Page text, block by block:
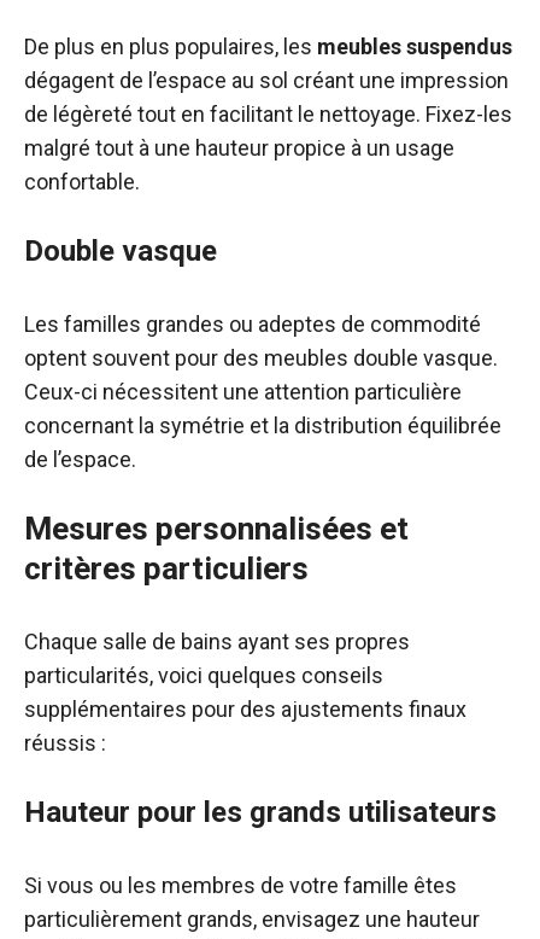
De plus en plus populaires, les meubles suspendus
dégagent de l’espace au sol créant une impression
de légèreté tout en facilitant le nettoyage. Fixez-les
malgré tout à une hauteur propice à un usage
confortable.
Double vasque
Les familles grandes ou adeptes de commodité
optent souvent pour des meubles double vasque.
Ceux-ci nécessitent une attention particulière
concernant la symétrie et la distribution équilibrée
de l’espace.
Mesures personnalisées et
critères particuliers
Chaque salle de bains ayant ses propres
particularités, voici quelques conseils
supplémentaires pour des ajustements finaux
réussis :
Hauteur pour les grands utilisateurs
Si vous ou les membres de votre famille êtes
particulièrement grands, envisagez une hauteur